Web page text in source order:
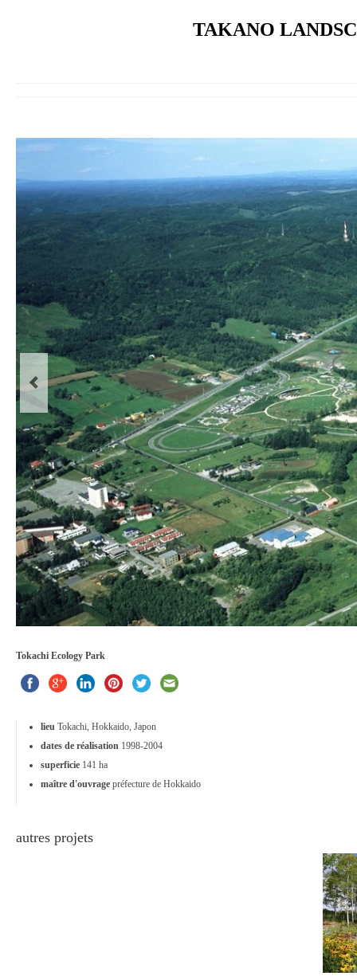
TAKANO
Tokachi Ecology Park
lieu Tokachi, Hokkaido, Japon
dates de réalisation 1998-2004
superficie 141 ha
maître d'ouvrage préfecture de Hokkaido
autres projets